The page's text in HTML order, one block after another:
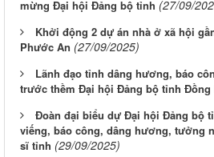
mừng Đại hội Đảng bộ tỉnh (27/09/
Khởi động 2 dự án nhà ở xã hội
Phước An (27/09/2025)
Lãnh đạo tỉnh dâng hương, báo
trước thềm Đại hội Đảng bộ tỉnh Đồng
Đoàn đại biểu dự Đại hội Đảng bộ
viếng, báo công, dâng hương, tưởng
sĩ tỉnh (29/09/2025)